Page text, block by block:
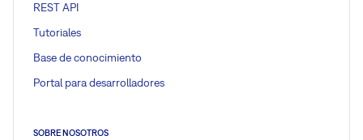
REST API
Tutoriales
Base de conocimiento
Portal para desarrolladores
SOBRE NOSOTROS